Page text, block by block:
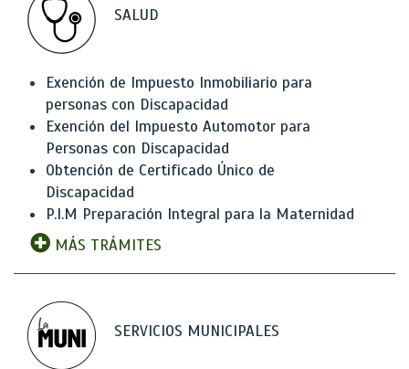
SALUD
Exención de Impuesto Inmobiliario para
personas con Discapacidad
Exención del Impuesto Automotor para
Personas con Discapacidad
Obtención de Certificado Único de
Discapacidad
P.I.M Preparación Integral para la Maternidad
MÁS TRÁMITES
SERVICIOS MUNICIPALES